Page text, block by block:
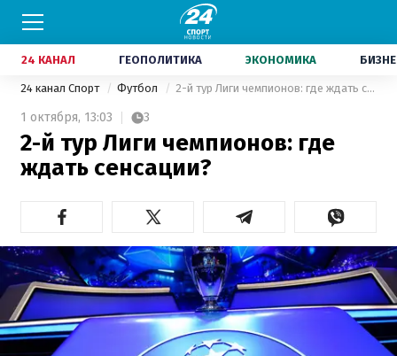
24 КАНАЛ ГЕОПОЛИТИКА ЭКОНОМИКА
24 канал Спорт Футбол 2-й тур Лиги чемпионов: где ждать сенсации?
1 октября, 13:03 3
2-й тур Лиги чемпионов: где
ждать сенсации?